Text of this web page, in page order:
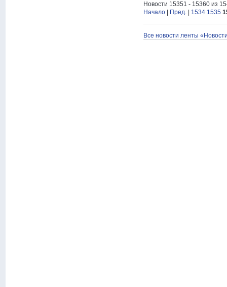
Новости 15351 - 15360 из
Начало
Пред. 1534 1535
Все новости ленты